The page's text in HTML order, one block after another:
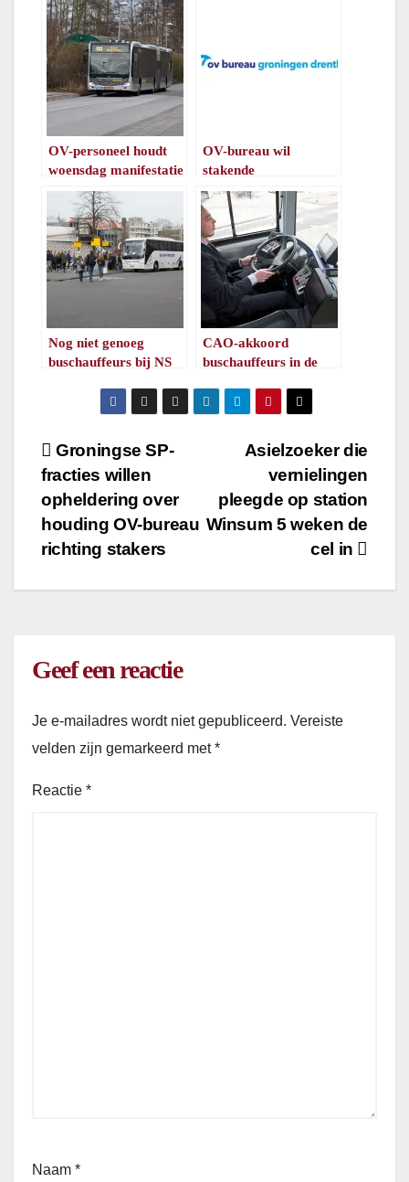
OV-personeel houdt
woensdag manifestatie
bij provinciehuis
Groningen
/1minuut leestijd
OV-bureau wil
stakende
buschauffeurs niet op
bezoek
/1minuut leestijd
Nog niet genoeg
buschauffeurs bij NS
CAO-akkoord
buschauffeurs in de
minuut leestijd
Bericht
navigatie
Asielzoeker die
vernielingen
pleegde op station
Winsum 5 weken de
cel in
Groningse SP-
fracties willen
opheldering over
houding OV-bureau
richting stakers
Geef een reactie
Je e-mailadres wordt niet gepubliceerd. Vereiste
velden zijn gemarkeerd met*
Reactie *
Naam *